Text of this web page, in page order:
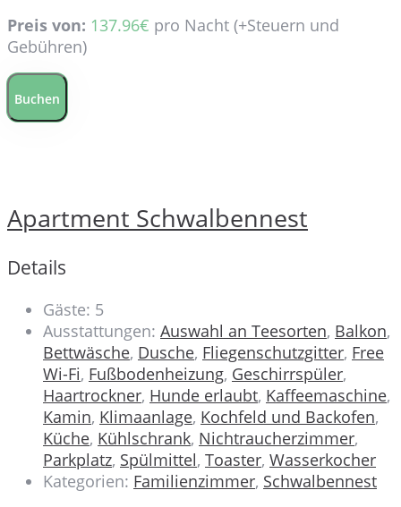
Preis von: 137.96€ pro Nacht (+Steuern und
Gebühren)
Buchen
Apartment Schwalbennest
Details
Gäste: 5
Ausstattungen: Auswahl an Teesorten, Balkon,
Bettwäsche, Dusche, Fliegenschutzgitter, Free
Wi-Fi, Fußbodenheizung, Geschirrspüler,
Haartrockner, Hunde erlaubt, Kaffeemaschine,
Kamin, Klimaanlage, Kochfeld und Backofen,
Küche, Kühlschrank, Nichtraucherzimmer,
Parkplatz, Spülmittel, Toaster, Wasserkocher
Kategorien: Familienzimmer, Schwalbennest